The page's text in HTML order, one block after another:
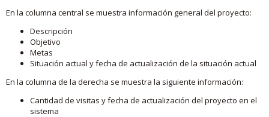
En la columna central se muestra información general del proyecto:
Descripción
Objetivo
Metas
Situación actual y fecha de actualización de la situación actual
En la columna de la derecha se muestra la siguiente información:
Cantidad de visitas y fecha de actualización del proyecto en el
sistema